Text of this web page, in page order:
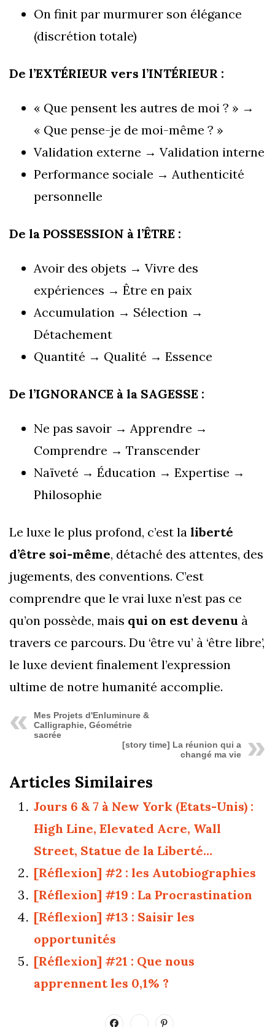
On finit par murmurer son élégance
(discrétion totale)
De l’EXTÉRIEUR vers l’INTÉRIEUR :
« Que pensent les autres de moi ? » →
« Que pense-je de moi-même ? »
Validation externe → Validation interne
Performance sociale → Authenticité
personnelle
De la POSSESSION à l’ÊTRE :
Avoir des objets → Vivre des
expériences → Être en paix
Accumulation → Sélection →
Détachement
Quantité → Qualité → Essence
De l’IGNORANCE à la SAGESSE :
Ne pas savoir → Apprendre →
Comprendre → Transcender
Naïveté → Éducation → Expertise →
Philosophie
Le luxe le plus profond, c’est la liberté
d’être soi-même, détaché des attentes, des
jugements, des conventions. C’est
comprendre que le vrai luxe n’est pas ce
qu’on possède, mais qui on est devenu à
travers ce parcours. Du ‘être vu’ à ‘être libre’,
le luxe devient finalement l’expression
ultime de notre humanité accomplie.
Mes Projets d'Enluminure &
Calligraphie, Géométrie
sacrée
[story time] La réunion qui a
changé ma vie
Articles Similaires
Jours 6 & 7 à New York (Etats-Unis) :
High Line, Elevated Acre, Wall
Street, Statue de la Liberté…
[Réflexion] #2 : les Autobiographies
[Réflexion] #19 : La Procrastination
[Réflexion] #13 : Saisir les
opportunités
[Réflexion] #21 : Que nous
apprennent les 0,1% ?